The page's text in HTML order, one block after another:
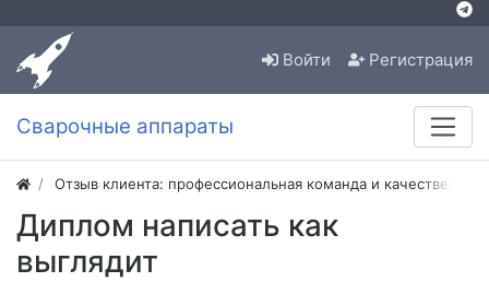
Войти Регистрация
Сварочные аппараты
Отзыв клиента: профессиональная команда и
Диплом написать как
выглядит